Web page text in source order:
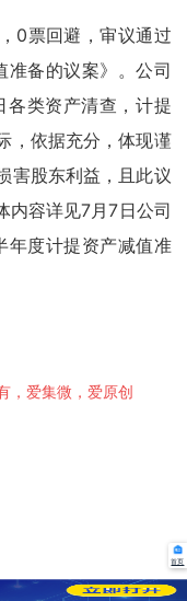
0票回避，审议通过
备的议案》。公司
类资产清查，计提
，依据充分，体现谨
害股东利益，且此议
内容详见7月7日公司
年度计提资产减值准
，爱集微，爱原创
首页